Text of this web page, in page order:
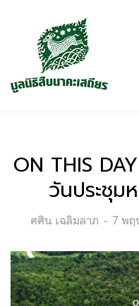
ON THIS
วันประชุม
Categories:
ศศิน เฉลิมลาภ 7 พฤ